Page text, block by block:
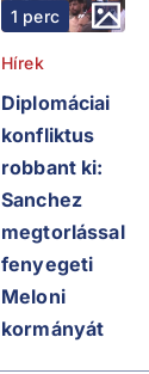
1 perc
Hírek
Diplomáciai
konfliktus
robbant ki:
Sanchez
megtorlással
fenyegeti
Meloni
kormányát